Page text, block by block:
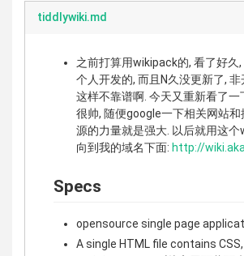
tiddlywiki.md
之前打算用wikipack的, 看了好久
个人开发的, 而且N久没更新了,
这样不靠谱啊. 今天又重新看了一
很帅, 随便google一下相关网站和
源的力量就是强大. 以后就用这个
向到我的域名下面: http://
Specs
opensource single page
A single HTML file contains